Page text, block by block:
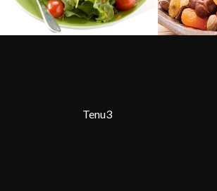
Tenu3